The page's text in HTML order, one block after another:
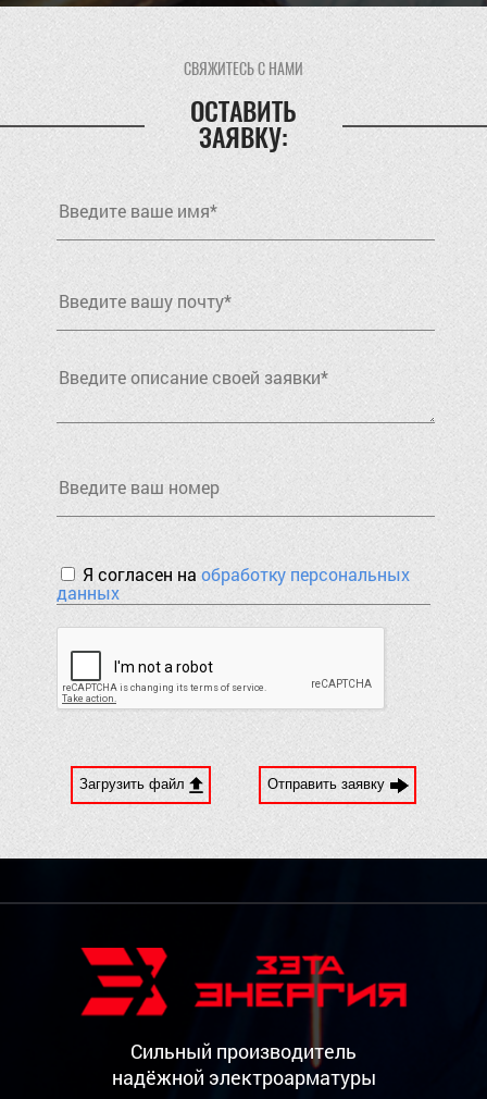
СВЯЖИТЕСЬ С НАМИ
ОСТАВИТЬ
ЗАЯВКУ:
Я согласен наобработку персональных
данных
Загрузить файл Отправить заявку
Сильный производитель
надёжной электроарматуры